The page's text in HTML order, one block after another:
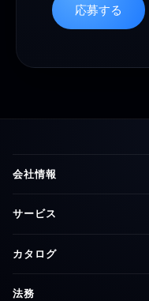
応募する
会社情報
サービス
カタログ
法務